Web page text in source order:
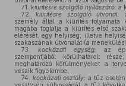
71. kiürítésre szolgáló nyílászáró: a
72.
kiürítésre szolgáló útvonal:
személy által a kiürítés folyamata
magába foglalja a kiürítés első
elérését, egy helyiség, illetve
szakaszának útvonalát (a menekülési
73.
kockázati egység: az
szempontjából körülhatárolt
meghatározó körülményeket a
veszik figyelembe,
74.
kockázati osztály: a tűz esetén